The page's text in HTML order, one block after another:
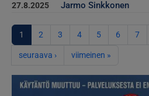
27.8.2025 Jarmo Sinkkonen
Sivutus
1 2 3 4 5 6 7
seuraava ›Seuraava sivu
viimeinen »